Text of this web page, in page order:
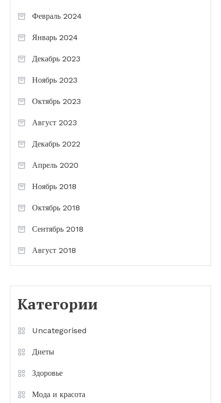
Февраль 2024
Январь 2024
Декабрь 2023
Ноябрь 2023
Октябрь 2023
Август 2023
Декабрь 2022
Апрель 2020
Ноябрь 2018
Октябрь 2018
Сентябрь 2018
Август 2018
Категории
Uncategorised
Диеты
Здоровье
Мода и красота